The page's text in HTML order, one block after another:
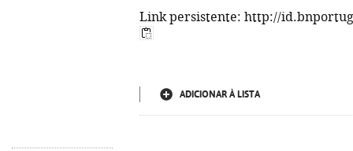
Link persistente: http://
ADICIONAR À LISTA